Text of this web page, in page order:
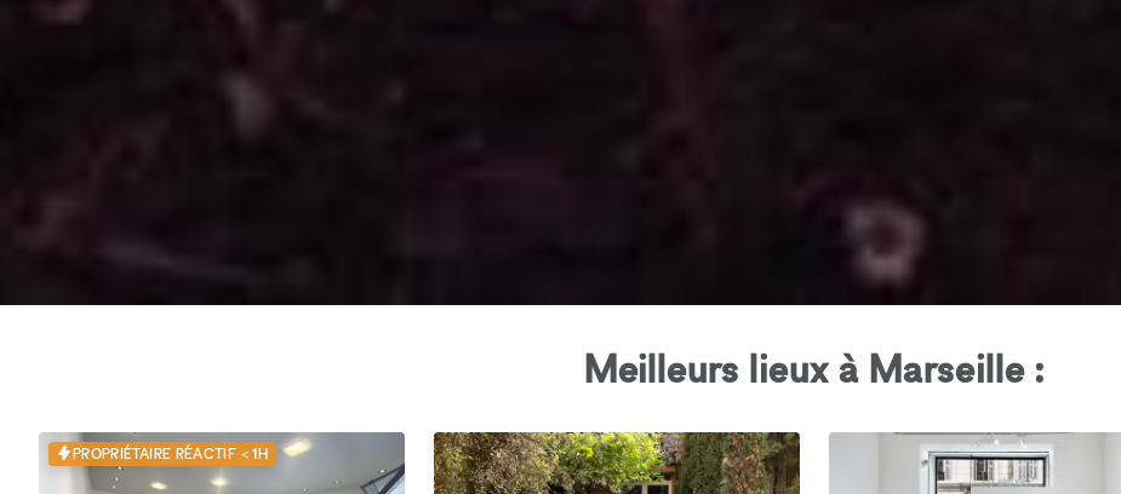
Meilleurs lieux à Marseille :
PROPRIÉTAIRE RÉACTIF < 1H